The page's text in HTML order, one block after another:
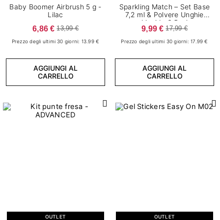
Baby Boomer
Glitter 1
Ombré
Baby Boomer Airbrush 5 g -
Lilac
6,86 € 13,99 €
Prezzo degli ultimi 30 giorni: 13.99 €
AGGIUNGI AL
CARRELLO
Sparkling Match – Set Base
7,2 ml & Polvere Unghie
Liquida 6,5 ml
9,99 € 17,99 €
Prezzo degli ultimi 30 giorni: 17.99 €
AGGIUNGI AL
CARRELLO
OUTLET OUTLET